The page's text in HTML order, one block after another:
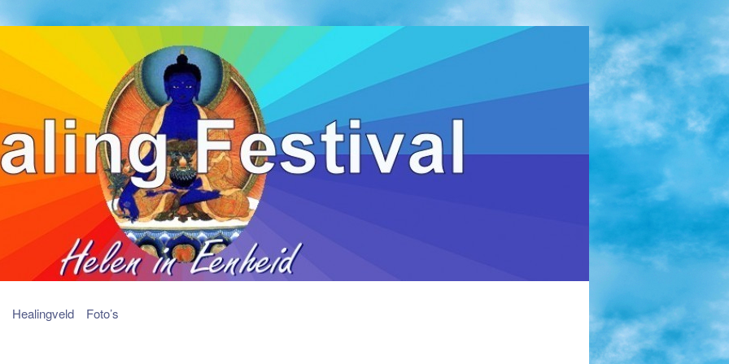
Healingveld Foto’s